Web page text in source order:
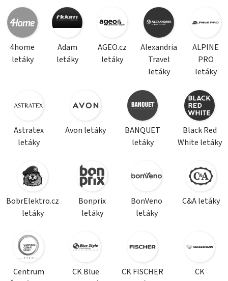
4home
letáky
Adam
letáky
AGEO.cz
letáky
Alexandria
Travel
letáky
ALPINE
PRO
letáky
Astratex
letáky
Avon letáky
BANQUET
letáky
Black Red
White letáky
BobrElektro.cz
letáky
Bonprix
letáky
BonVeno
letáky
C&A letáky
Centrum
CK Blue
CK FISCHER
CK